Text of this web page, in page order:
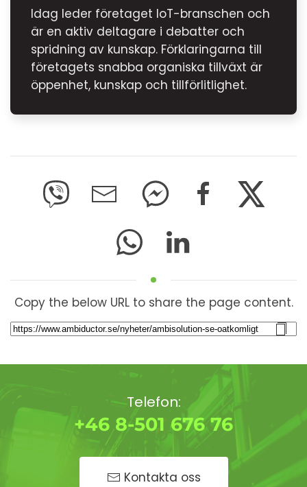
Idag leder företaget IoT-branschen och
är en aktiv deltagare i debatter och
spridning av kunskap. Förklaringarna till
företagets snabba organiska tillväxt är
öppenhet, kunskap och tillförlitlighet.
Copy the below URL to share the page content.
Telefon:
+46 8-501 676 76
Kontakta oss